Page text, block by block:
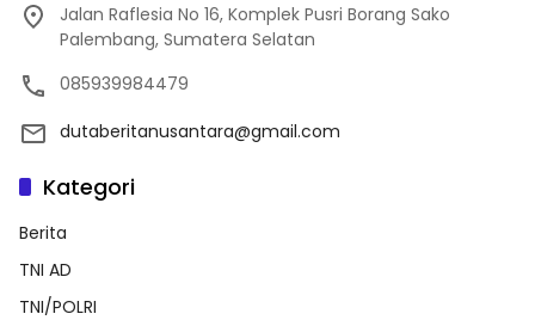
Jalan Raflesia No 16, Komplek Pusri Borang Sako
Palembang, Sumatera Selatan
085939984479
dutaberitanusantara@gmail.com
Kategori
Berita
TNI AD
TNI/POLRI